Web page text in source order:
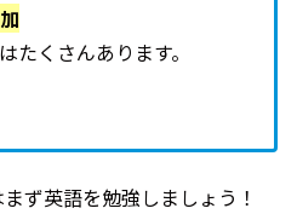
たくさんあります。
ず英語を勉強しましょう！